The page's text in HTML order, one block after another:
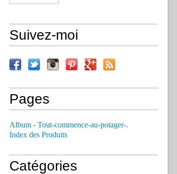
Suivez-moi
Pages
Album - Tout-commence-au-potager-.
Index des Produits
Catégories